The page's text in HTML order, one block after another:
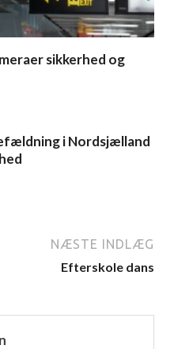
sikkerhed og
i Nordsjælland
NÆSTE INDLÆG
Efterskole dans